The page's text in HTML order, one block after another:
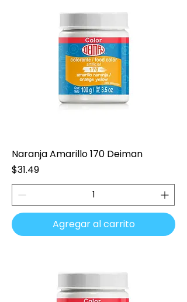
Naranja Amarillo 170 Deiman
Precio
$31.49
Agregar al carrito